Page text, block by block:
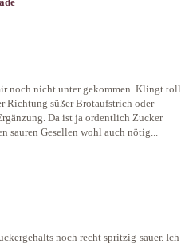
noch nicht unter gekommen. Klingt toll.
Richtung süßer Brotaufstrich oder
Da ist ja ordentlich Zucker
sauren Gesellen wohl auch nötig...
noch recht spritzig-sauer. Ich